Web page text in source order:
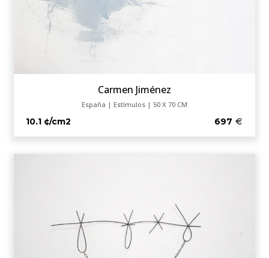
Carmen Jiménez
España | Estímulos | 50 X 70 CM
10.1 ¢/cm2 697